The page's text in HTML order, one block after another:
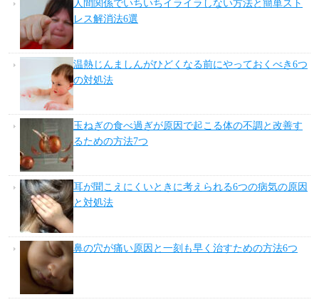
人間関係でいちいちイライラしない方法と簡単スト
レス解消法6選
温熱じんましんがひどくなる前にやっておくべき6つ
の対処法
玉ねぎの食べ過ぎが原因で起こる体の不調と改善す
るための方法7つ
耳が聞こえにくいときに考えられる6つの病気の原因
と対処法
鼻の穴が痛い原因と一刻も早く治すための方法6つ